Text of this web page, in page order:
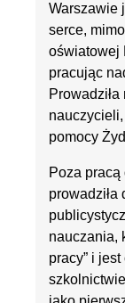
Warszawie
serce,
oświatowej
pracując
nauczycieli,
pomocy
Poza
prowadziła
nauczania,
pracy” i